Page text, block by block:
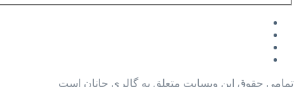
تمامی حقوق این وبسایت متعلق به گالری جانان است